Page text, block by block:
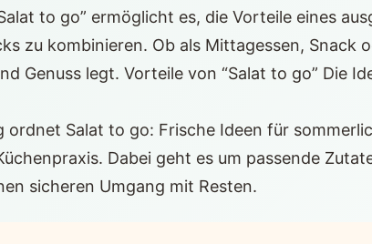
to go” ermöglicht es, die Vorteile eines
zu kombinieren. Ob als Mittagessen, Snack
Genuss legt. Vorteile von “Salat to go” Die
Salat to go: Frische Ideen für
Dabei geht es um passende
sicheren Umgang mit Resten.